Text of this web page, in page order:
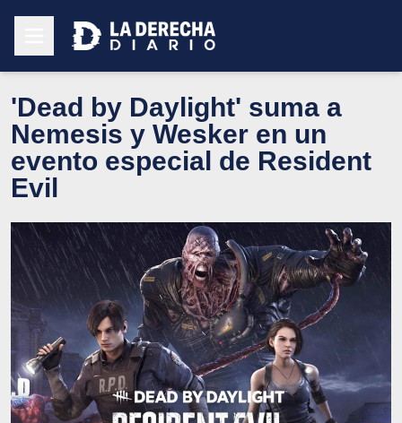
'Dead by Daylight' suma a
Nemesis y Wesker en un
evento especial de Resident
Evil